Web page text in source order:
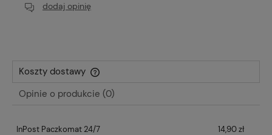
dodaj opinię
Koszty dostawy
Cena nie zawiera ewentualnych kosztów płatności
Opinie o produkcie (0)
InPost Paczkomat 24/7 14,90 zł